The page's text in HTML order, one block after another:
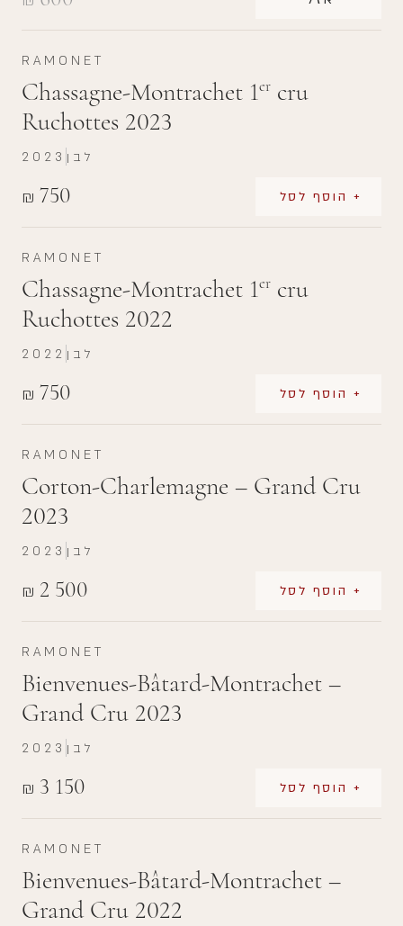
RAMONET
Chassagne-Montrachet 1er cru
Ruchottes 2023
₪ 750 + הוסף לסל
2023 לבן
RAMONET
Chassagne-Montrachet 1er cru
Ruchottes 2022
₪ 750 + הוסף לסל
2022 לבן
RAMONET
Corton-Charlemagne – Grand Cru
2023
₪ 2 500 + הוסף לסל
2023 לבן
RAMONET
Bienvenues-Bâtard-Montrachet –
Grand Cru 2023
₪ 3 150 + הוסף לסל
2023 לבן
RAMONET
Bienvenues-Bâtard-Montrachet –
Grand Cru 2022